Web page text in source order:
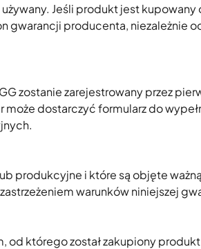
Jeśli produkt jest
producenta, niezależnie
zostanie zarejestrowany przez
dostarczyć formularz do
produkcyjne i które są objęte
warunków niniejszej
którego został zakupiony